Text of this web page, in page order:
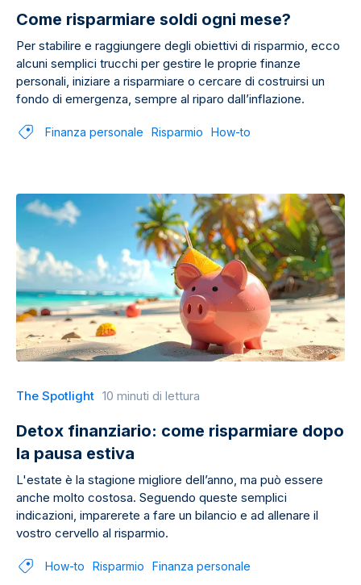
Come risparmiare soldi ogni mese?
Per stabilire e raggiungere degli obiettivi di risparmio, ecco
alcuni semplici trucchi per gestire le proprie finanze
personali, iniziare a risparmiare o cercare di costruirsi un
fondo di emergenza, sempre al riparo dall’inflazione.
Finanza personale Risparmio How-to
The Spotlight 10 minuti di lettura
Detox finanziario: come risparmiare dopo
la pausa estiva
L'estate è la stagione migliore dell’anno, ma può essere
anche molto costosa. Seguendo queste semplici
indicazioni, imparerete a fare un bilancio e ad allenare il
vostro cervello al risparmio.
How-to Risparmio Finanza personale